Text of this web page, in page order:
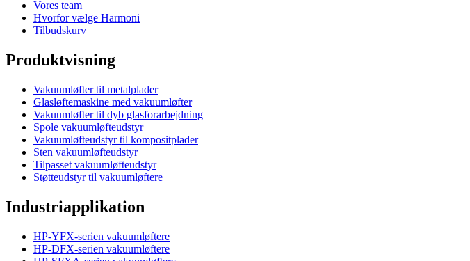
Vores team
Hvorfor vælge Harmoni
Tilbudskurv
Produktvisning
Vakuumløfter til metalplader
Glasløftemaskine med vakuumløfter
Vakuumløfter til dyb glasforarbejdning
Spole vakuumløfteudstyr
Vakuumløfteudstyr til kompositplader
Sten vakuumløfteudstyr
Tilpasset vakuumløfteudstyr
Støtteudstyr til vakuumløftere
Industriapplikation
HP-YFX-serien vakuumløftere
HP-DFX-serien vakuumløftere